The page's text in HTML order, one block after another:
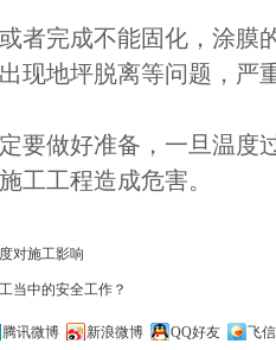
者完成不能固化，涂膜
现地坪脱离等问题，严
要做好准备，一旦温度
工工程造成危害。
对施工影响
当中的安全工作？
腾讯微博 新浪微博 QQ好友
飞信